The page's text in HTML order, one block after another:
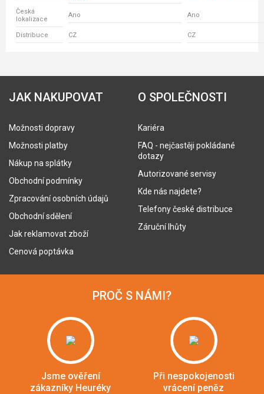
Česká
lokalizace
Ano Ano
Distribuce CZ CZ
JAK NAKUPOVAT
Možnosti dopravy
Možnosti platby
Nákup na splátky
Obchodní podmínky
Zpracování osobních údajů
Obchodní sdělení
Jak reklamovat zboží
Cenová poptávka
O SPOLEČNOSTI
Kariéra
FAQ - nejčastěji pokládané
dotazy
Autorizované servisy
Kde nás najdete?
Telefony české distribuce
Záruční lhůty
PROČ S NÁMI?
Jsme ověření
zákazníky Heuréky
Při nespokojenosti
vrácení peněz